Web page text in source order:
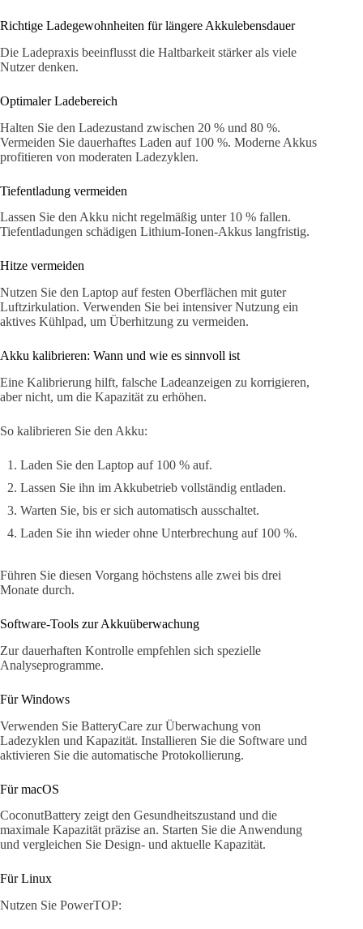
Richtige Ladegewohnheiten für längere Akkulebensdauer
Die Ladepraxis beeinflusst die Haltbarkeit stärker als viele
Nutzer denken.
Optimaler Ladebereich
Halten Sie den Ladezustand zwischen 20 % und 80 %.
Vermeiden Sie dauerhaftes Laden auf 100 %. Moderne Akkus
profitieren von moderaten Ladezyklen.
Tiefentladung vermeiden
Lassen Sie den Akku nicht regelmäßig unter 10 % fallen.
Tiefentladungen schädigen Lithium-Ionen-Akkus langfristig.
Hitze vermeiden
Nutzen Sie den Laptop auf festen Oberflächen mit guter
Luftzirkulation. Verwenden Sie bei intensiver Nutzung ein
aktives Kühlpad, um Überhitzung zu vermeiden.
Akku kalibrieren: Wann und wie es sinnvoll ist
Eine Kalibrierung hilft, falsche Ladeanzeigen zu korrigieren,
aber nicht, um die Kapazität zu erhöhen.
So kalibrieren Sie den Akku:
Laden Sie den Laptop auf 100 % auf.
Lassen Sie ihn im Akkubetrieb vollständig entladen.
Warten Sie, bis er sich automatisch ausschaltet.
Laden Sie ihn wieder ohne Unterbrechung auf 100 %.
Führen Sie diesen Vorgang höchstens alle zwei bis drei
Monate durch.
Software-Tools zur Akkuüberwachung
Zur dauerhaften Kontrolle empfehlen sich spezielle
Analyseprogramme.
Für Windows
Verwenden Sie BatteryCare zur Überwachung von
Ladezyklen und Kapazität. Installieren Sie die Software und
aktivieren Sie die automatische Protokollierung.
Für macOS
CoconutBattery zeigt den Gesundheitszustand und die
maximale Kapazität präzise an. Starten Sie die Anwendung
und vergleichen Sie Design- und aktuelle Kapazität.
Für Linux
Nutzen Sie PowerTOP: